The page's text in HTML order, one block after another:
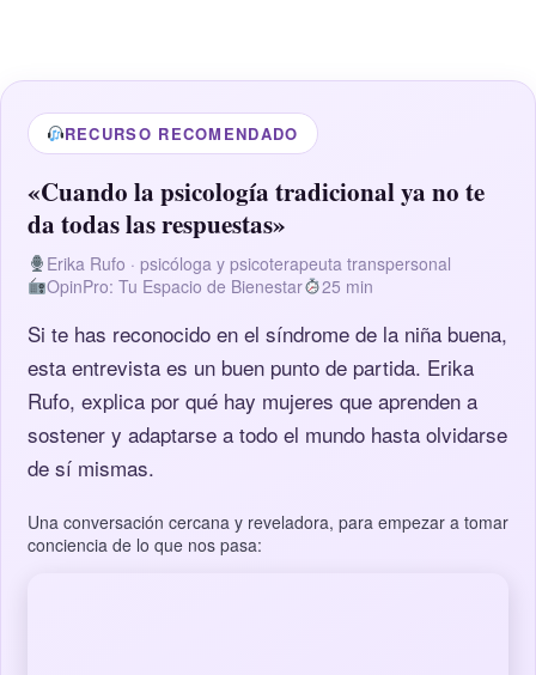
RECURSO RECOMENDADO
«Cuando la psicología tradicional ya no te
da todas las respuestas»
Erika Rufo · psicóloga y psicoterapeuta transpersonal
OpinPro: Tu Espacio de Bienestar
25 min
Si te has reconocido en el síndrome de la niña buena,
esta entrevista es un buen punto de partida. Erika
Rufo, explica por qué hay mujeres que aprenden a
sostener y adaptarse a todo el mundo hasta olvidarse
de sí mismas.
Una conversación cercana y reveladora, para empezar a tomar
conciencia de lo que nos pasa: